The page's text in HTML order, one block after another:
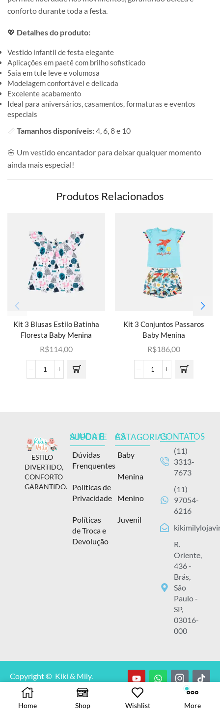
conforto durante toda a festa.
💖 Detalhes do produto:
Vestido infantil de festa elegante
Aplicações em paetê com brilho sofisticado
Saia em tule leve e volumosa
Modelagem confortável e delicada
Excelente acabamento
Ideal para aniversários, casamentos, formaturas e eventos
especiais
📏 Tamanhos disponíveis:4, 6, 8 e 10
🌸 Um vestido encantador para deixar qualquer momento
ainda mais especial!
Produtos Relacionados
Kit 3 Blusas Estilo Batinha
Floresta Baby Menina
R$114,00
Kit 3 Conjuntos Passaros
Baby Menina
R$186,00
Home Shop Wishlist More
ESTILO
DIVERTIDO,
CONFORTO
GARANTIDO.
AJUDA E SUPORTE
Dúvidas
Frenquentes
Políticas de
Privacidade
Políticas
de Troca e
Devolução
AS CATAGORIAS
Baby
Menina
Menino
Juvenil
CONTATOS
(11)
3313-
7673
(11)
97054-
6216
R.
Oriente,
436 -
Brás,
São
Paulo -
SP,
03016-
000
Copyright © Kiki & Mily.
CNPJ: 13.929.348/0001-00.
Todos os direitos reservados.